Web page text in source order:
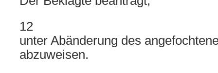
12
unter Abänderung des
abzuweisen.